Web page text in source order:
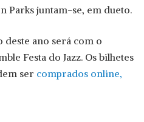
Parks juntam-se, em dueto.
ano será com o
Festa do Jazz. Os bilhetes
ser comprados online,